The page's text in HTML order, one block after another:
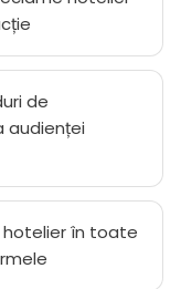
de
audienței
hotelier în toate